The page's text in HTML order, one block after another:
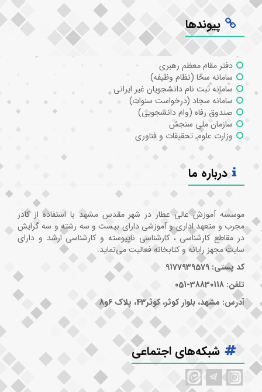
پیوندها
دفتر مقام معظم رهبری
سامانه سخا (نظام وظیفه)
سامانه ثبت نام دانشجویان غیر ایرانی
سامانه سجاد (درخواست سنوات)
صندوق رفاه (وام دانشجویی)
سازمان ملی سنجش
وزارت علوم, تحقیقات و فناوری
درباره ما
موسسه آموزش عالی عطار در شهر مقدس مشهد با استفاده از کادر
مجرب و متعهد اداری و آموزشی دارای بیست و سه رشته و سه گرایش
در مقاطع کارشناسی ، کارشناسی ناپیوسته و کارشناسی ارشد و دارای
سایت مجهز رایانه و کتابخانه فعالیت می‌نماید.
کد پستی: 9177939579
تلفن: 38830118-051
آدرس: مشهد، بلوار کوثر، کوثر43، پلاک 6و8
شبکه‌های اجتماعی